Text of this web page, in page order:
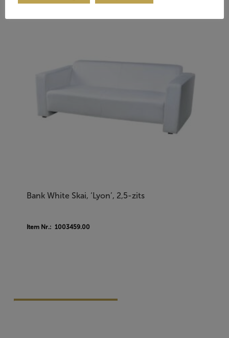
Bank White Skai, ‘Lyon’, 2,5-zits
Item Nr.: 1003459.00